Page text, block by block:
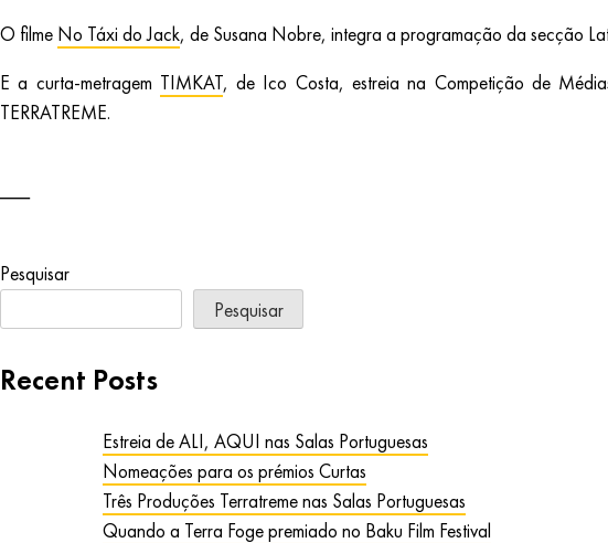
O filme No Táxi do Jack, de Susana Nobre, integra a programação da secção
E a curta-metragem TIMKAT, de Ico Costa, estreia na Competição de
TERRATREME.
Pesquisar
Pesquisar
Recent Posts
Estreia de ALI, AQUI nas Salas Portuguesas
Nomeações para os prémios Curtas
Três Produções Terratreme nas Salas Portuguesas
Quando a Terra Foge premiado no Baku Film Festival